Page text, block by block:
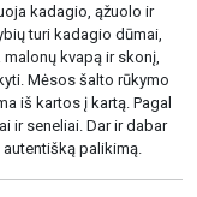
kadagio, ąžuolo ir
turi kadagio dūmai,
kvapą ir skonį,
Mėsos šalto rūkymo
iš kartos į kartą. Pagal
ir seneliai. Dar ir dabar
palikimą.